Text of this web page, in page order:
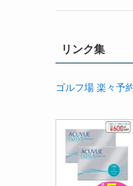
リンク集
ゴルフ場 楽々予